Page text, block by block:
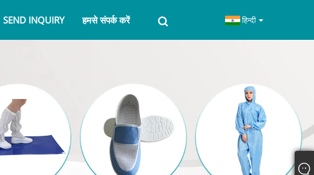
SEND INQUIRY हमसे संपर्क करें हिन्दी